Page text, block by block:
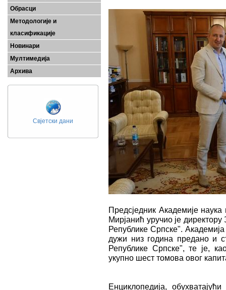
Обрасци
Методологије и
класификације
Новинари
Мултимедија
Архива
Свјетски дани
Предсједник Академије
Мирјанић уручио је
Републике Српске".
дужи низ година предано и
Републике Српске", те је,
укупно шест томова овог
Енциклопедија,